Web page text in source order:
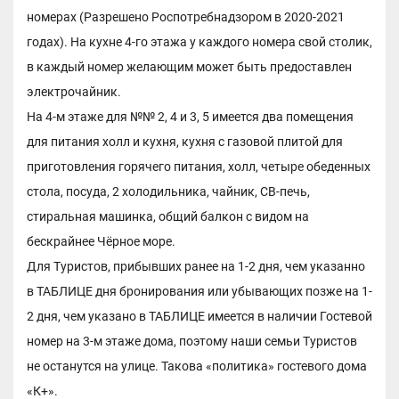
номерах (Разрешено Роспотребнадзором в 2020-2021
годах). На кухне 4-го этажа у каждого номера свой столик,
в каждый номер желающим может быть предоставлен
электрочайник.
На 4-м этаже для №№ 2, 4 и 3, 5 имеется два помещения
для питания холл и кухня, кухня с газовой плитой для
приготовления горячего питания, холл, четыре обеденных
стола, посуда, 2 холодильника, чайник, СВ-печь,
стиральная машинка, общий балкон с видом на
бескрайнее Чёрное море.
Для Туристов, прибывших ранее на 1-2 дня, чем указанно
в ТАБЛИЦЕ дня бронирования или убывающих позже на 1-
2 дня, чем указано в ТАБЛИЦЕ имеется в наличии Гостевой
номер на 3-м этаже дома, поэтому наши семьи Туристов
не останутся на улице. Такова «политика» гостевого дома
«К+».